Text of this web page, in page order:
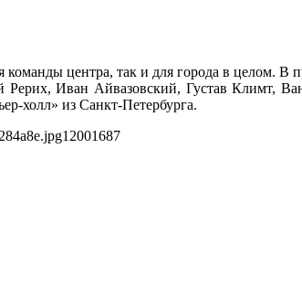
центра, так и для города в целом. В
Иван Айвазовский, Густав Климт,
холл» из Санкт-Петербурга.
12001687